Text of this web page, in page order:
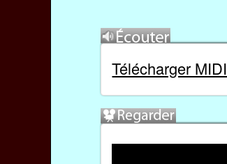
Télécharger MIDI